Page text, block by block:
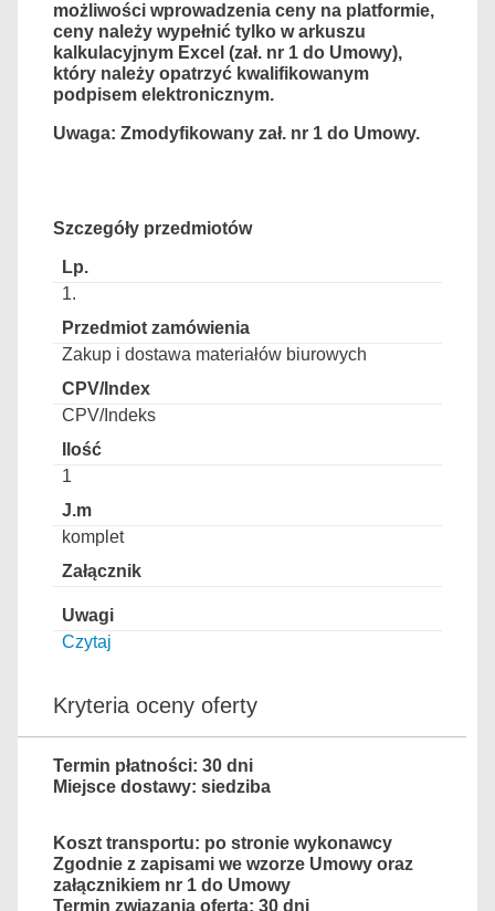
możliwości wprowadzenia ceny na platformie,
ceny należy wypełnić tylko w arkuszu
kalkulacyjnym Excel (zał. nr 1 do Umowy),
który należy opatrzyć kwalifikowanym
podpisem elektronicznym.
Uwaga: Zmodyfikowany zał. nr 1 do Umowy.
Szczegóły przedmiotów
1.
Zakup i dostawa materiałów biurowych
CPV/Indeks
1
komplet
Czytaj
Kryteria oceny oferty
Termin płatności: 30 dni
Miejsce dostawy: siedziba
Koszt transportu: po stronie wykonawcy
Zgodnie z zapisami we wzorze Umowy oraz
załącznikiem nr 1 do Umowy
Termin związania ofertą: 30 dni